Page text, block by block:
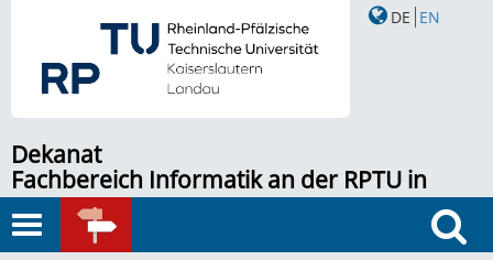
DE EN
Dekanat
Fachbereich Informatik an der RPTU in
Kaiserslautern
Toggle
navigation